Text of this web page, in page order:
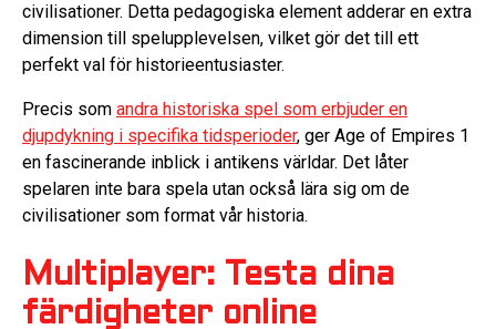
civilisationer. Detta pedagogiska element adderar en extra
dimension till spelupplevelsen, vilket gör det till ett
perfekt val för historieentusiaster.
Precis som andra historiska spel som erbjuder en
djupdykning i specifika tidsperioder, ger Age of Empires 1
en fascinerande inblick i antikens världar. Det låter
spelaren inte bara spela utan också lära sig om de
civilisationer som format vår historia.
Multiplayer: Testa dina
färdigheter online